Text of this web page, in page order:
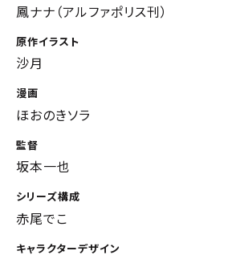
鳳ナナ（アルファポリス刊）
原作イラスト
沙月
漫画
ほおのきソラ
監督
坂本一也
シリーズ構成
赤尾でこ
キャラクターデザイン